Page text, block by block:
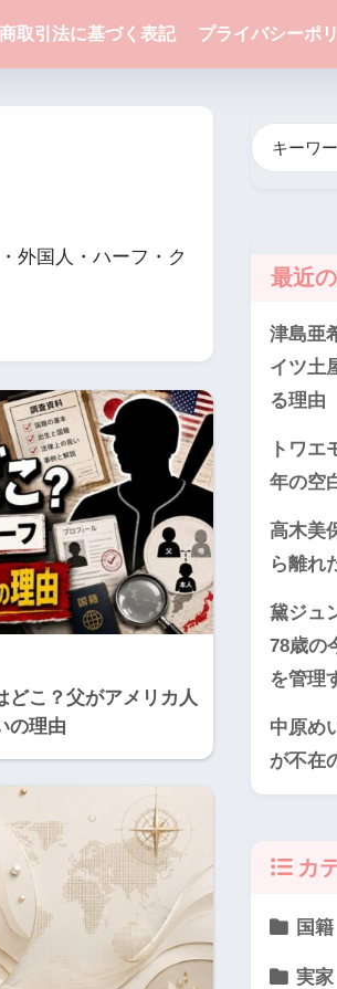
取引法に基づく表記 プライバシーポ
外国人・ハーフ・ク
どこ？父がアメリカ人
の理由
最近
津島亜
イツ土
る理由
トワエ
年の空
高木美
ら離れ
黛ジュ
78歳の
を管理
中原め
が不在
カ
国籍
実家